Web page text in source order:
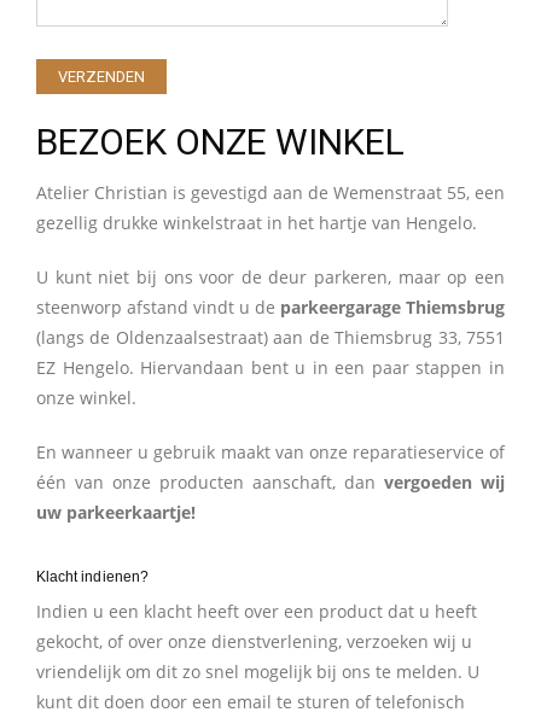
BEZOEK ONZE WINKEL
Atelier Christian is gevestigd aan de Wemenstraat 55, een
gezellig drukke winkelstraat in het hartje van Hengelo.
U kunt niet bij ons voor de deur parkeren, maar op een
steenworp afstand vindt u de parkeergarage Thiemsbrug
(langs de Oldenzaalsestraat) aan de Thiemsbrug 33, 7551
EZ Hengelo. Hiervandaan bent u in een paar stappen in
onze winkel.
En wanneer u gebruik maakt van onze reparatieservice of
één van onze producten aanschaft, dan vergoeden wij
uw parkeerkaartje!
Klacht indienen?
Indien u een klacht heeft over een product dat u heeft
gekocht, of over onze dienstverlening, verzoeken wij u
vriendelijk om dit zo snel mogelijk bij ons te melden. U
kunt dit doen door een email te sturen of telefonisch